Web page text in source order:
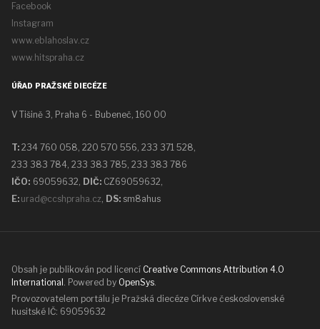
Facebook
Instagram
www.eblahoslav.cz
www.hitspraha.cz
ÚŘAD PRAŽSKÉ DIECÉZE
V Tišině 3, Praha 6 - Bubeneč, 160 00
T: 234 760 058, 220 570 556, 233 371 528,
233 383 784, 233 383 785, 233 383 786
IČO: 69059632, DIČ: CZ69059632,
E: urad@ccshpraha.cz, DS: sm8ahus
Obsah je publikován pod licencí Creative Commons Attribution 4.0
International . Powered by OpenSys.
Provozovatelem portálu je Pražská diecéze Církve československé
husitské IČ: 69059632